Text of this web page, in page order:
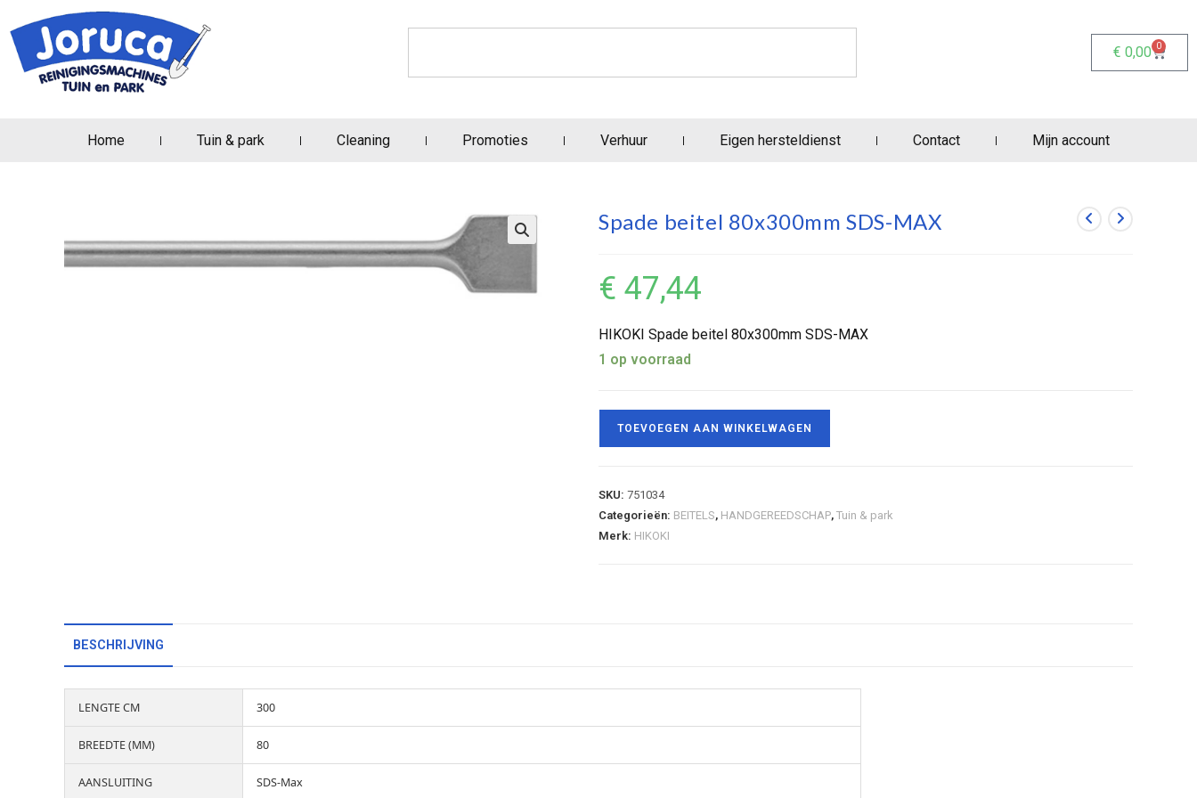
€ 0,00 0
Home Tuin & park Cleaning Promoties Verhuur Eigen hersteldienst Contact Mijn account
Spade beitel 80x300mm SDS-MAX
€ 47,44
HIKOKI Spade beitel 80x300mm SDS-MAX
1 op voorraad
TOEVOEGEN AAN WINKELWAGEN
SKU: 751034
Categorieën: BEITELS, HANDGEREEDSCHAP, Tuin & park
Merk: HIKOKI
BESCHRIJVING
LENGTE CM 300
BREEDTE (MM) 80
AANSLUITING SDS-Max